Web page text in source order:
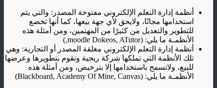
أنظمة إدارة التعلم الإلكتروني مفتوحة المصدر: والتي يتم
استخدامها مجانًا، ولايحق لأي جهة بيعها، كما أنها تخضع
للتطوير والتعديل من كثيرًا من المهتمين، ومن أمثلة هذه
الأنظمـة ما يلي: (moodle Dokeos, ATutor,)
أنظمة إدارة التعلم الإلكتروني مغلقة المصدر أو التجارية: وهي
تلك الأنظمة التي تملكها شركة ربحية وتقوم بتطويرها وعرضها
للبيع، ولاتسمح باستخدامها إلا بترخيص، ومن أمثلة هذه
الأنظمـة ما يلي: (Blackboard, Academy Of Mine, Canvas)